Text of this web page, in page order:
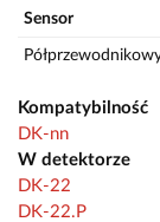
Sensor
Kompatybilność
DK-nn
W detektorze
DK-22
DK-22.P